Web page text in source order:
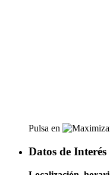
Pulsa en
Datos de Interés